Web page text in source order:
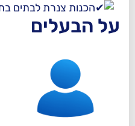
לבתים בתהליך בניה